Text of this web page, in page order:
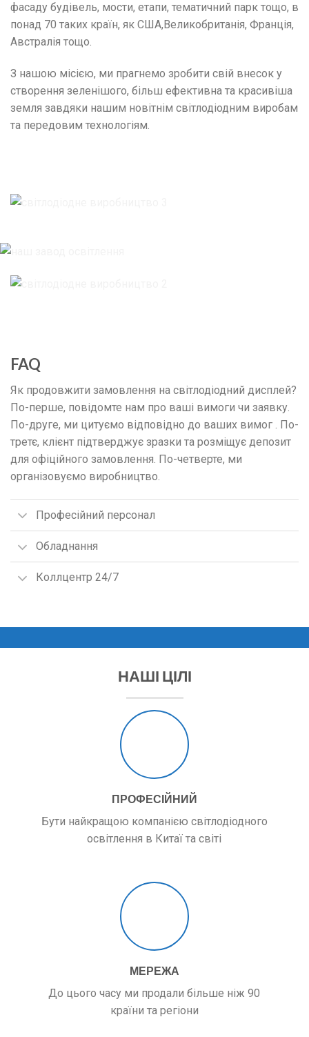
фасаду будівель, мости, етапи, тематичний парк тощо, в
понад 70 таких країн, як США,Великобританія, Франція,
Австралія тощо.
З нашою місією, ми прагнемо зробити свій внесок у
створення зеленішого, більш ефективна та красивіша
земля завдяки нашим новітнім світлодіодним виробам
та передовим технологіям.
FAQ
Як продовжити замовлення на світлодіодний дисплей?
По-перше, повідомте нам про ваші вимоги чи заявку.
По-друге, ми цитуємо відповідно до ваших вимог . По-
третє, клієнт підтверджує зразки та розміщує депозит
для офіційного замовлення. По-четверте, ми
організовуємо виробництво.
Професійний персонал
Обладнання
Коллцентр 24/7
НАШІ ЦІЛІ
ПРОФЕСІЙНИЙ
Бути найкращою компанією світлодіодного
освітлення в Китаї та світі
МЕРЕЖА
До цього часу ми продали більше ніж 90
країни та регіони